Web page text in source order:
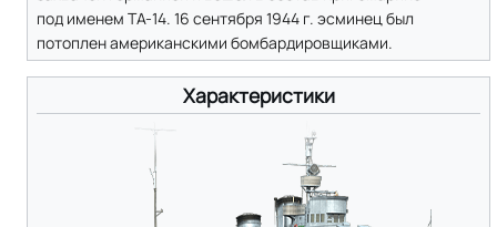
под именем ТА-14. 16 сентября 1944 г. эсминец был
потоплен американскими бомбардировщиками.
Характеристики